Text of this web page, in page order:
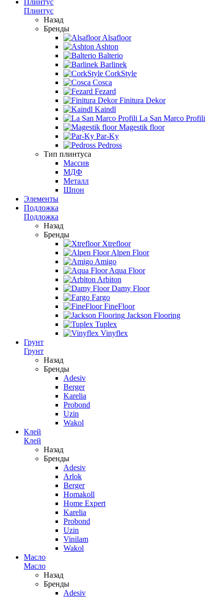
Плинтус
Плинтус
Назад
Бренды
Alsafloor
Ashton
Balterio
Barlinek
CorkStyle
Cosca
Fezard
Finitura Dekor
Kaindl
La San Marco Profili
Magestik floor
Par-Ky
Pedross
Тип плинтуса
Массив
МДФ
Металл
Шпон
Элементы
Подложка
Подложка
Назад
Бренды
Xtrefloor
Alpen Floor
Amigo
Aqua Floor
Arbiton
Damy Floor
Fargo
FineFloor
Jackson Flooring
Tuplex
Vinyflex
Грунт
Грунт
Назад
Бренды
Adesiv
Berger
Karelia
Probond
Uzin
Wakol
Клей
Клей
Назад
Бренды
Adesiv
Arlok
Berger
Homakoll
Home Expert
Karelia
Probond
Uzin
Vinilam
Wakol
Масло
Масло
Назад
Бренды
Adesiv